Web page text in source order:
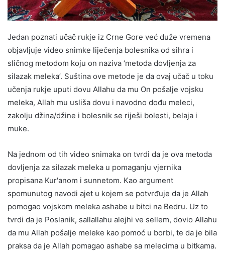
Jedan poznati učač rukje iz Crne Gore već duže vremena
objavljuje video snimke liječenja bolesnika od sihra i
sličnog metodom koju on naziva ‘metoda dovljenja za
silazak meleka’. Suština ove metode je da ovaj učač u toku
učenja rukje uputi dovu Allahu da mu On pošalje vojsku
meleka, Allah mu usliša dovu i navodno dođu meleci,
zakolju džina/džine i bolesnik se riješi bolesti, belaja i
muke.
Na jednom od tih video snimaka on tvrdi da je ova metoda
dovljenja za silazak meleka u pomaganju vjernika
propisana Kur'anom i sunnetom. Kao argument
spomunutog navodi ajet u kojem se potvrđuje da je Allah
pomogao vojskom meleka ashabe u bitci na Bedru. Uz to
tvrdi da je Poslanik, sallallahu alejhi ve sellem, dovio Allahu
da mu Allah pošalje meleke kao pomoć u borbi, te da je bila
praksa da je Allah pomagao ashabe sa melecima u bitkama.